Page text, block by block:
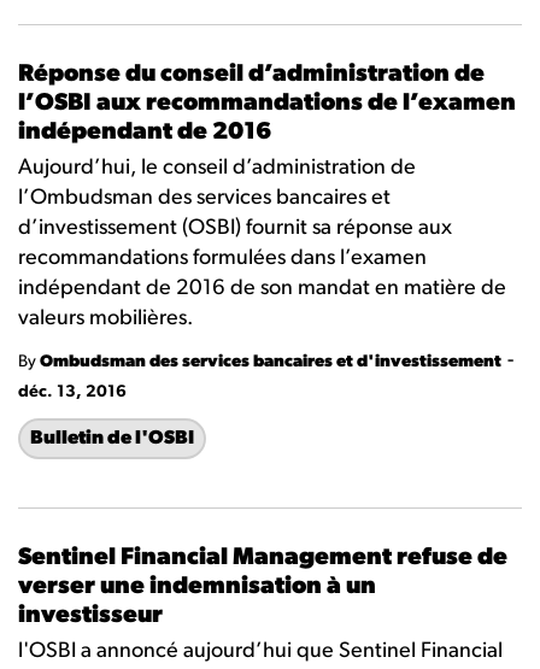
Réponse du conseil d’administration de
l’OSBI aux recommandations de l’examen
indépendant de 2016
Aujourd’hui, le conseil d’administration de
l’Ombudsman des services bancaires et
d’investissement (OSBI) fournit sa réponse aux
recommandations formulées dans l’examen
indépendant de 2016 de son mandat en matière de
valeurs mobilières.
By Ombudsman des services bancaires et d'investissement -
déc. 13, 2016
Bulletin de l'OSBI
Sentinel Financial Management refuse de
verser une indemnisation à un
investisseur
l'OSBI a annoncé aujourd’hui que Sentinel Financial